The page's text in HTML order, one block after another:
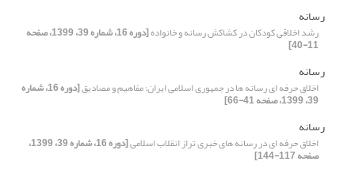
رسانه
رشد اخلاقی کودکان در کشاکش رسانه و خانواده [دوره 16، شماره 39، 1399، صفحه
11-40]
رسانه
اخلاق حرفه‏ ای رسانه‏ ها در جمهوری اسلامی ایران؛ مفاهیم و مصادیق [دوره 16، شماره
39، 1399، صفحه 41-66]
رسانه
اخلاق حرفه ای در رسانه‏ های خبری تراز انقلاب اسلامی [دوره 16، شماره 39، 1399،
صفحه 117-144]